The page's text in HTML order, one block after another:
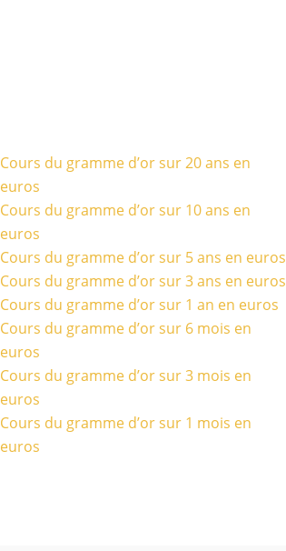
Cours du gramme d’or sur 20 ans en
euros
Cours du gramme d’or sur 10 ans en
euros
Cours du gramme d’or sur 5 ans en euros
Cours du gramme d’or sur 3 ans en euros
Cours du gramme d’or sur 1 an en euros
Cours du gramme d’or sur 6 mois en
euros
Cours du gramme d’or sur 3 mois en
euros
Cours du gramme d’or sur 1 mois en
euros